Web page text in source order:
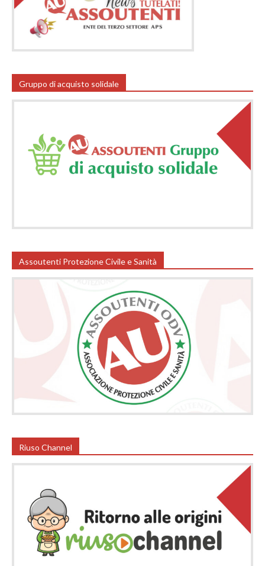
Gruppo di acquisto solidale
Assoutenti Protezione Civile e Sanità
Riuso Channel